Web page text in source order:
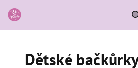
na
obsah
Dětské